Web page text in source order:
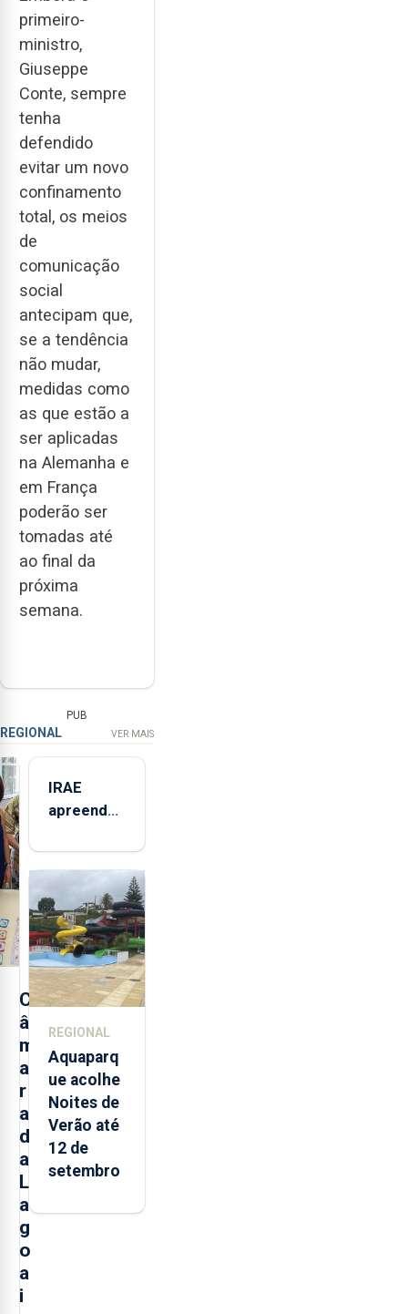
primeiro-
ministro,
Giuseppe
Conte, sempre
tenha
defendido
evitar um novo
confinamento
total, os meios
de
comunicação
social
antecipam que,
se a tendência
não mudar,
medidas como
as que estão a
ser aplicadas
na Alemanha e
em França
poderão ser
tomadas até
ao final da
próxima
semana.
PUB
REGIONAL VER MAIS
C
â
m
a
r
a
d
a
L
a
g
o
a
i
IRAE
apreendeu
toneladas
de
alimentos
entre
2021 e
2025 nos
Açores
REGIONAL
Aquaparq
ue acolhe
Noites de
Verão até
12 de
setembro